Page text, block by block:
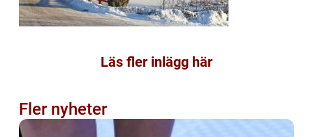
Läs fler inlägg här
Fler nyheter